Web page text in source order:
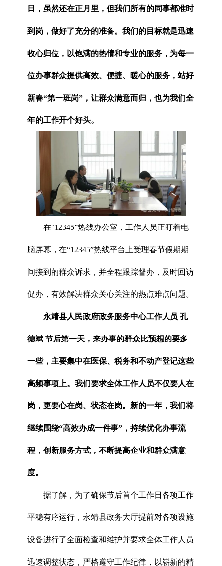
日，虽然还在正月里，但我们所有的同事都准时
到岗，做好了充分的准备。我们的目标就是迅速
收心归位，以饱满的热情和专业的服务，为每一
位办事群众提供高效、便捷、暖心的服务，站好
新春“第一班岗”，让群众满意而归，也为我们全
年的工作开个好头。
在“12345”热线办公室，工作人员正盯着电
脑屏幕，在“12345”热线平台上受理春节假期期
间接到的群众诉求，并全程跟踪督办，及时回访
促办，有效解决群众关心关注的热点难点问题。
永靖县人民政府政务服务中心工作人员 孔
德斌 节后第一天，来办事的群众比预想的要多
一些，主要集中在医保、税务和不动产登记这些
高频事项上。我们要求全体工作人员不仅要人在
岗，更要心在岗、状态在岗。新的一年，我们将
继续围绕“高效办成一件事”，持续优化办事流
程，创新服务方式，不断提高企业和群众满意
度。
据了解，为了确保节后首个工作日各项工作
平稳有序运行，永靖县政务大厅提前对各项设施
设备进行了全面检查和维护并要求全体工作人员
迅速调整状态，严格遵守工作纪律，以崭新的精